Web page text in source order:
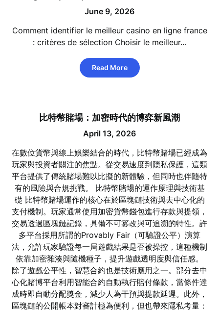
June 9, 2026
Comment identifier le meilleur casino en ligne france
: critères de sélection Choisir le meilleur…
Read More
比特幣賭場：加密時代的博弈新風潮
April 13, 2026
在數位貨幣與線上娛樂結合的時代，比特幣賭場已經成為
玩家與投資者關注的焦點。從交易速度到隱私保護，這類
平台提供了傳統賭場難以比擬的新體驗，但同時也伴隨特
有的風險與合規挑戰。 比特幣賭場的運作原理與技術基
礎 比特幣賭場運作的核心在於區塊鏈技術與去中心化的
支付機制。玩家通常使用加密貨幣錢包進行存款與提領，
交易透過區塊鏈記錄，具備不可篡改與可追溯的特性。許
多平台採用所謂的Provably Fair（可驗證公平）演算
法，允許玩家驗證每一局遊戲結果是否被操控，這種機制
依靠加密雜湊與隨機種子，提升遊戲透明度與信任感。
除了遊戲公平性，智慧合約也是技術應用之一。部分去中
心化賭博平台利用智能合約自動執行賠付條款，當條件達
成時即自動分配獎金，減少人為干預與提款延遲。此外，
區塊鏈的公開帳本對審計極為便利，但也帶來隱私考量：